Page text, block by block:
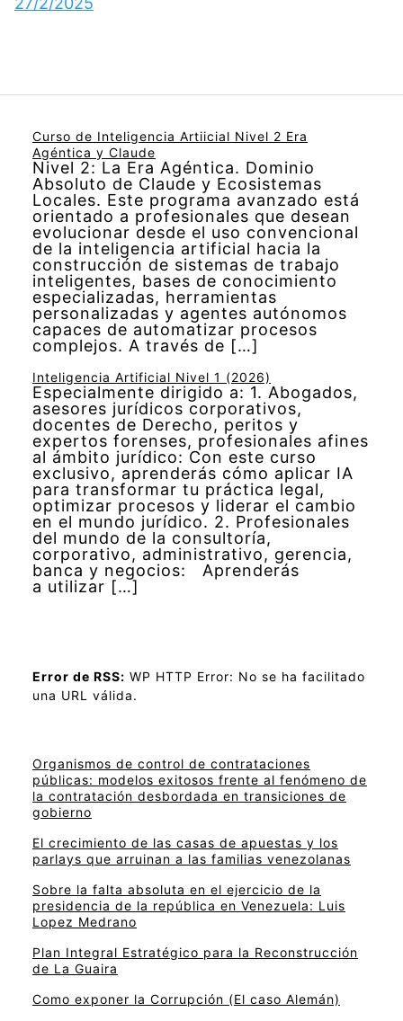
Curso de Inteligencia Artiicial Nivel 2 Era
Agéntica y Claude
Nivel 2: La Era Agéntica. Dominio
Absoluto de Claude y Ecosistemas
Locales. Este programa avanzado está
orientado a profesionales que desean
evolucionar desde el uso convencional
de la inteligencia artificial hacia la
construcción de sistemas de trabajo
inteligentes, bases de conocimiento
especializadas, herramientas
personalizadas y agentes autónomos
capaces de automatizar procesos
complejos. A través de […]
Inteligencia Artificial Nivel 1 (2026)
Especialmente dirigido a: 1. Abogados,
asesores jurídicos corporativos,
docentes de Derecho, peritos y
expertos forenses, profesionales afines
al ámbito jurídico: Con este curso
exclusivo, aprenderás cómo aplicar IA
para transformar tu práctica legal,
optimizar procesos y liderar el cambio
en el mundo jurídico. 2. Profesionales
del mundo de la consultoría,
corporativo, administrativo, gerencia,
banca y negocios: Aprenderás
a utilizar […]
Error de RSS: WP HTTP Error: No se ha facilitado
una URL válida.
Organismos de control de contrataciones
públicas: modelos exitosos frente al fenómeno de
la contratación desbordada en transiciones de
gobierno
El crecimiento de las casas de apuestas y los
parlays que arruinan a las familias venezolanas
Sobre la falta absoluta en el ejercicio de la
presidencia de la república en Venezuela: Luis
Lopez Medrano
Plan Integral Estratégico para la Reconstrucción
de La Guaira
Como exponer la Corrupción (El caso Alemán)